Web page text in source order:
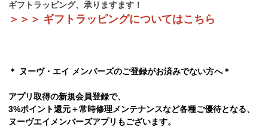
ギフトラッピング、承りますます！
＞ ＞ ＞ ギフトラッピングについてはこちら
＊ ヌーヴ・エイ メンバーズのご登録がお済みでない方へ＊
アプリ取得の新規会員登録で、
3%ポイント還元＋常時修理メンテナンスなど各種ご優待となる、
ヌーヴエイメンバーズアプリもございます。